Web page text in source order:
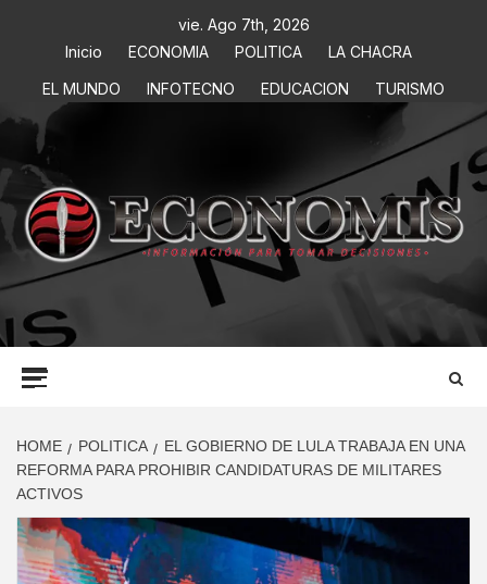
vie. Ago 7th, 2026
Inicio
ECONOMIA POLITICA
LA CHACRA
EL MUNDO
INFOTECNO EDUCACION TURISMO
ECONOMIS
INFORMACIÓN PARA TOMAR DECISIONES
HOME POLITICA
EL GOBIERNO DE LULA TRABAJA EN UNA
REFORMA PARA PROHIBIR CANDIDATURAS DE MILITARES
ACTIVOS